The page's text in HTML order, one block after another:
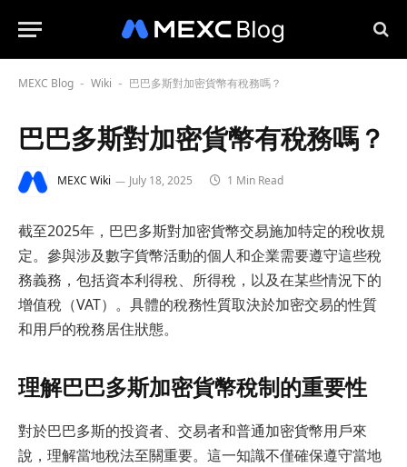
MEXC Blog - Wiki - 巴巴多斯對加密貨幣有稅務嗎？
巴巴多斯對加密貨幣有稅務嗎？
MEXC Wiki July 18, 2025 1 Min Read
截至2025年，巴巴多斯對加密貨幣交易施加特定的稅收規
定。參與涉及數字貨幣活動的個人和企業需要遵守這些稅
務義務，包括資本利得稅、所得稅，以及在某些情況下的
增值稅（VAT）。具體的稅務性質取決於加密交易的性質
和用戶的稅務居住狀態。
理解巴巴多斯加密貨幣稅制的重要性
對於巴巴多斯的投資者、交易者和普通加密貨幣用戶來
說，理解當地稅法至關重要。這一知識不僅確保遵守當地